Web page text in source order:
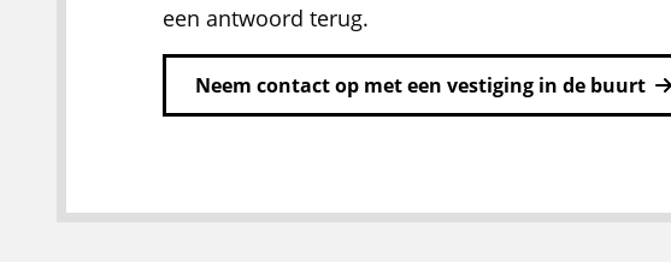
een antwoord terug.
Neem contact op met een vestiging in de buurt